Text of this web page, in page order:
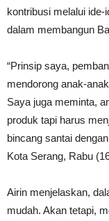
kontribusi melalui
dalam membangun
“Prinsip saya,
mendorong anak-
Saya juga meminta,
produk tapi harus
bincang santai
Kota Serang, Rabu
Airin menjelaskan,
mudah. Akan tetapi,